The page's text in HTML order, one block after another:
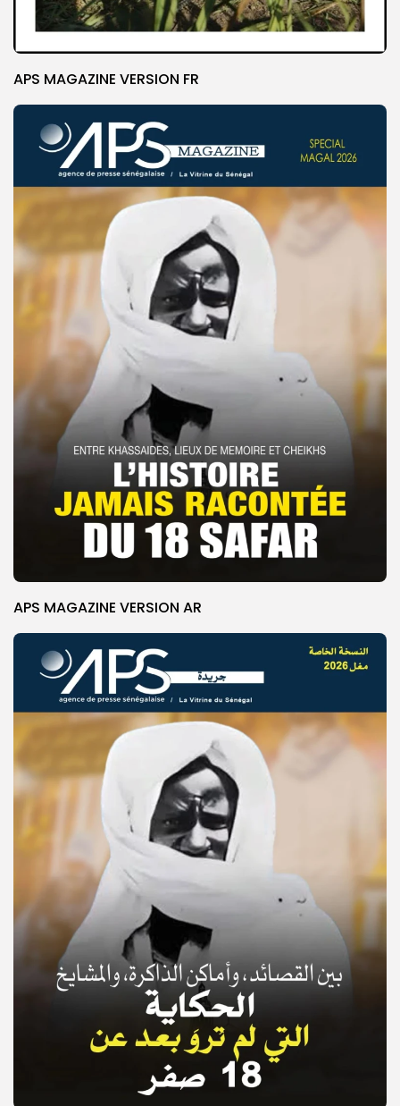
© Copyright 2025, APS
APS MAGAZINE VERSION FR
APS MAGAZINE VERSION AR